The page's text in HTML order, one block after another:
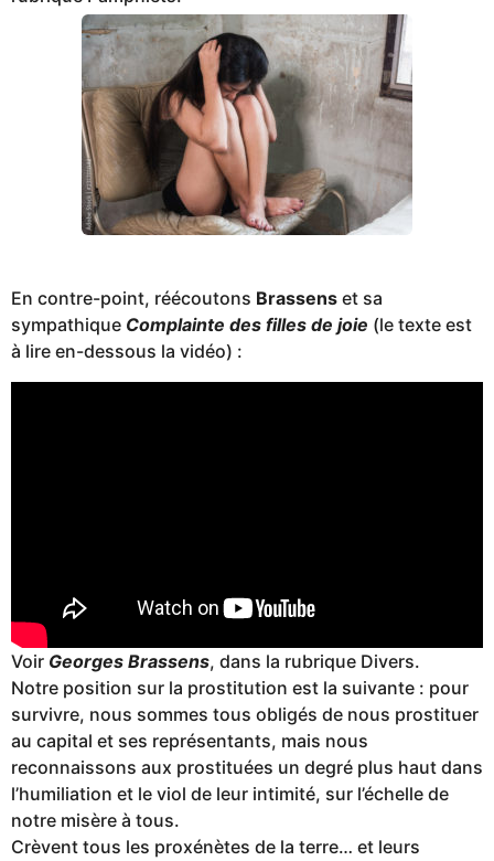
En contre-point, réécoutons Brassens et sa
sympathique Complainte des filles de joie (le texte est
à lire en-dessous la vidéo) :
Voir Georges Brassens, dans la rubrique Divers.
Notre position sur la prostitution est la suivante : pour
survivre, nous sommes tous obligés de nous prostituer
au capital et ses représentants, mais nous
reconnaissons aux prostituées un degré plus haut dans
l’humiliation et le viol de leur intimité, sur l’échelle de
notre misère à tous.
Crèvent tous les proxénètes de la terre… et leurs